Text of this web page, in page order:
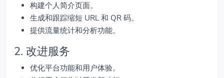
构建个人简介页面。
生成和跟踪缩短 URL 和 QR 码。
提供流量统计和分析功能。
2. 改进服务
优化平台功能和用户体验。